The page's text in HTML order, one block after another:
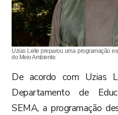
Uzias Leite preparou uma programação
do Meio Ambiente.
De acordo com Uzias
Departamento de
SEMA, a programação